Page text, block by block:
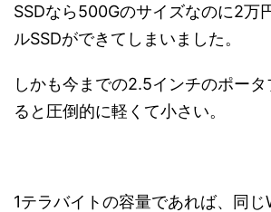
SSDなら500Gのサイズなのに2万
ルSSDができてしまいました。
しかも今までの2.5インチのポー
ると圧倒的に軽くて小さい。
1テラバイトの容量であれば、同じ